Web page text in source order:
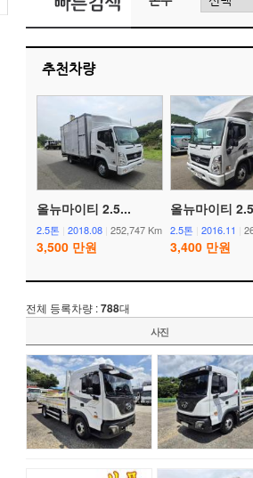
추천차량
올뉴마이티 2.5...
2.5톤 2018.08 252,747 Km
3,500 만원
올뉴마이티
2.5톤 2016.11
3,400 만원
전체 등록차량 :788대
사진